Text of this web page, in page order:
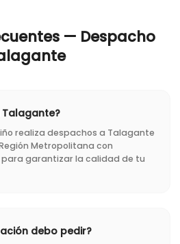
— Despacho
realiza despachos a Talagante
Metropolitana con
garantizar la calidad de tu
debo pedir?